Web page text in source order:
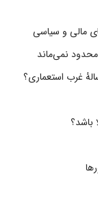
مالی و سیاسی
نمی‌ماند
غرب استعماری؟
باشد؟